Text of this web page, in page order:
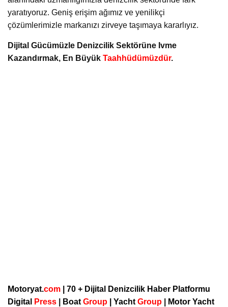
yaratıyoruz. Geniş erişim ağımız ve yenilikçi
çözümlerimizle markanızı zirveye taşımaya kararlıyız.
Dijital Gücümüzle Denizcilik Sektörüne Ivme
Kazandırmak, En Büyük Taahhüdümüzdür.
Motoryat.com | 70 + Dijital Denizcilik Haber Platformu
Digital
Press Boat Group Yacht Group
Motor Yacht